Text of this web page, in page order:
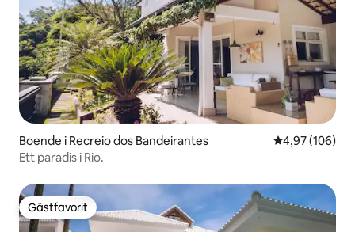
Boende i Recreio dos Bandeirantes 4,97 av 5 i
4,97 (106)
Ett paradis i Rio.
Gästfavorit
Gästfavorit